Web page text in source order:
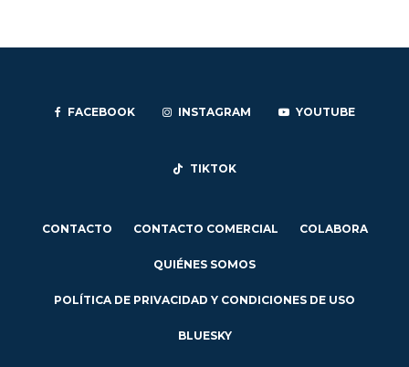
FACEBOOK INSTAGRAM YOUTUBE
TIKTOK
CONTACTO CONTACTO COMERCIAL COLABORA
QUIÉNES SOMOS
POLÍTICA DE PRIVACIDAD Y CONDICIONES DE USO
BLUESKY